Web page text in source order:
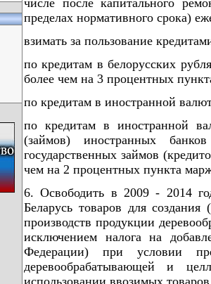
пределах нормативного срока)
взимать за пользование
по кредитам в белорусских
более чем на 3 процентных
по кредитам в иностранной
по кредитам в иностранной
(займов) иностранных
государственных займов
чем на 2 процентных пункта
6. Освободить в 2009 - 2014
Беларусь товаров для создания
производств продукции
исключением налога на
Федерации) при условии
деревообрабатывающей и
использовании ввозимых